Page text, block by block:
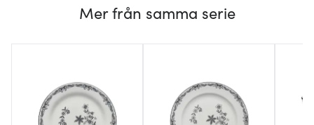
Mer från samma serie